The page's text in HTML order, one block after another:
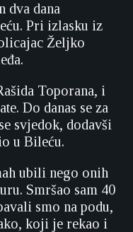
dva dana
Pri izlasku iz
Željko
Toporana, i
Do danas se za
svjedok, dodavši
u Bileću.
ubili nego onih
Smršao sam 40
smo na podu,
koji je rekao i